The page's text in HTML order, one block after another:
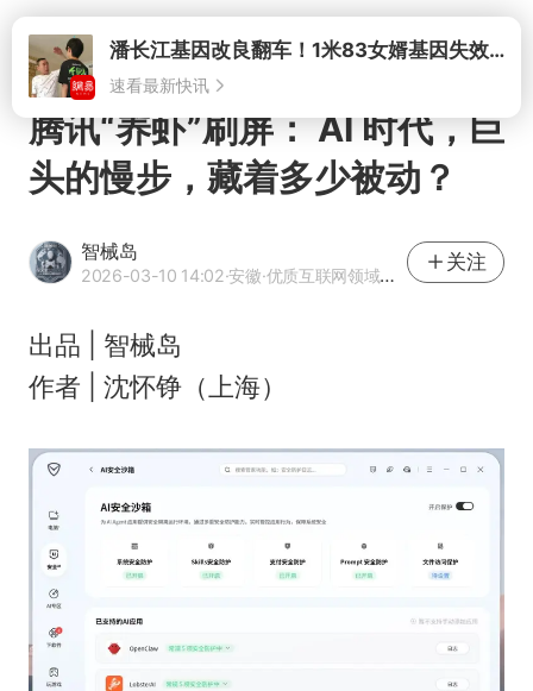
打开 潘长江基因改良翻车！1米83女婿基因失效，12岁外孙身高只到姥爷下巴
速看最新快讯
腾讯“养虾”刷屏： AI 时代，巨
头的慢步，藏着多少被动？
智械岛
2026-03-10 14:02·安徽·优质互联网领域创作者
关注
出品 | 智械岛
作者 | 沈怀铮（上海）